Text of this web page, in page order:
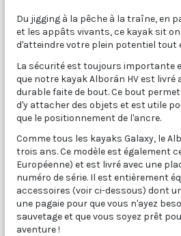
Du jigging à la pêche à la traîne, en
et les appâts vivants, ce kayak sit
d'atteindre votre plein potentiel tout
La sécurité est toujours importante
que notre kayak Alborán HV est livré
durable faite de bout. Ce bout
d'y attacher des objets et est utile
que le positionnement de l'ancre.
Comme tous les kayaks Galaxy, le
trois ans. Ce modèle est également
Européenne) et est livré avec une
numéro de série. Il est entièrement
accessoires (voir ci-dessous) dont
une pagaie pour que vous n'ayez
sauvetage et que vous soyez prêt
aventure !